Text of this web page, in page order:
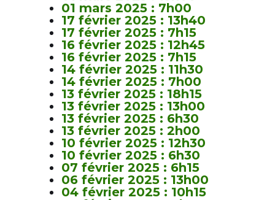
01 mars 2025 : 7h00
17 février 2025 : 13h40
17 février 2025 : 7h15
16 février 2025 : 12h45
16 février 2025 : 7h15
14 février 2025 : 11h30
14 février 2025 : 7h00
13 février 2025 : 18h15
13 février 2025 : 13h00
13 février 2025 : 6h30
13 février 2025 : 2h00
10 février 2025 : 12h30
10 février 2025 : 6h30
07 février 2025 : 6h15
06 février 2025 : 13h00
04 février 2025 : 10h15